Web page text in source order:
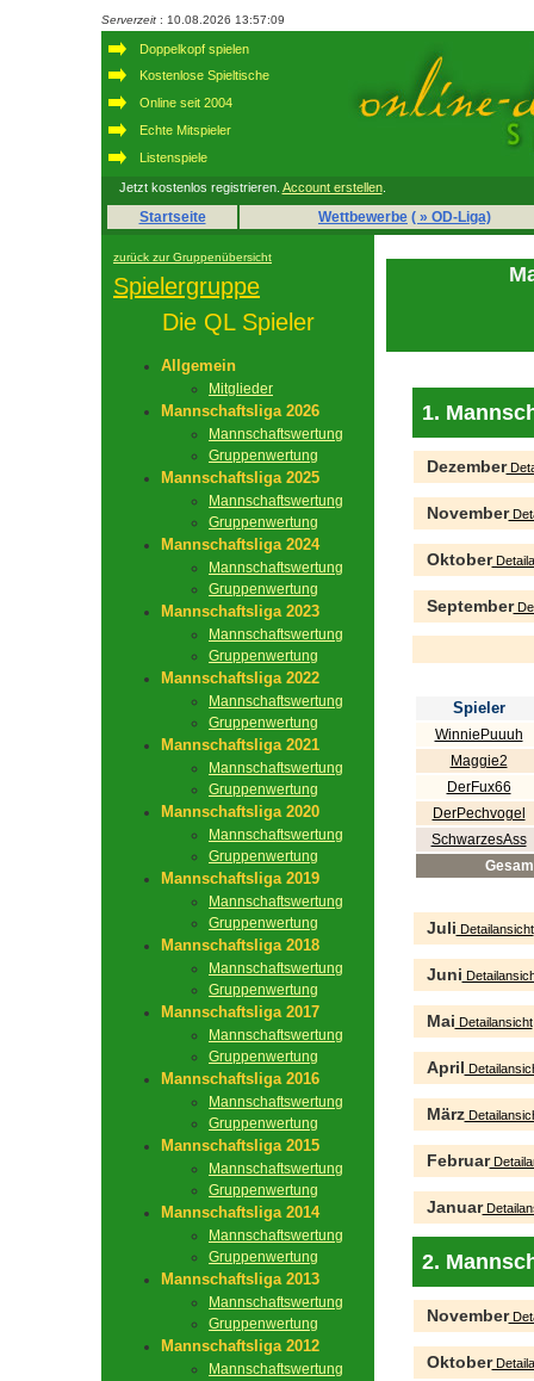
Serverzeit : 10.08.2026 13:57:09
Doppelkopf spielen
Kostenlose Spieltische
Online seit 2004
Echte Mitspieler
Listenspiele
Jetzt kostenlos registrieren. Account erstellen.
Startseite Wettbewerbe ( » OD-Liga)
zurück zur Gruppenübersicht
Spielergruppe
Die QL Spieler
Allgemein
Mitglieder
Mannschaftsliga 2026
Mannschaftswertung
Gruppenwertung
Mannschaftsliga 2025
Mannschaftswertung
Gruppenwertung
Mannschaftsliga 2024
Mannschaftswertung
Gruppenwertung
Mannschaftsliga 2023
Mannschaftswertung
Gruppenwertung
Mannschaftsliga 2022
Mannschaftswertung
Gruppenwertung
Mannschaftsliga 2021
Mannschaftswertung
Gruppenwertung
Mannschaftsliga 2020
Mannschaftswertung
Gruppenwertung
Mannschaftsliga 2019
Mannschaftswertung
Gruppenwertung
Mannschaftsliga 2018
Mannschaftswertung
Gruppenwertung
Mannschaftsliga 2017
Mannschaftswertung
Gruppenwertung
Mannschaftsliga 2016
Mannschaftswertung
Gruppenwertung
Mannschaftsliga 2015
Mannschaftswertung
Gruppenwertung
Mannschaftsliga 2014
Mannschaftswertung
Gruppenwertung
Mannschaftsliga 2013
Mannschaftswertung
Gruppenwertung
Mannschaftsliga 2012
Mannschaftswertung
1.
Dezember
November
Oktober
September
Spieler
WinniePuuuh
Maggie2
DerFux66
DerPechvogel
SchwarzesAss
Juli Detailansicht
Juni
Mai Detailansicht
April
März
Februar
Januar
2.
November
Oktober